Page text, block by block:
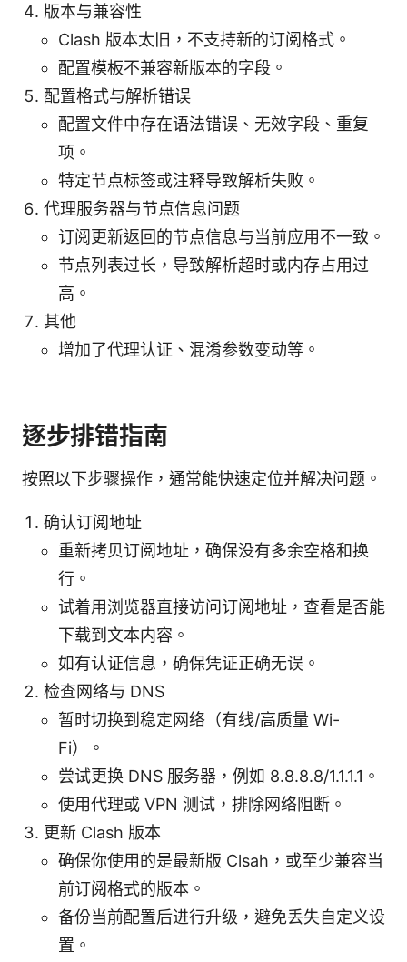
版本与兼容性
Clash 版本太旧，不支持新的订阅格式。
配置模板不兼容新版本的字段。
配置格式与解析错误
配置文件中存在语法错误、无效字段、重复
项。
特定节点标签或注释导致解析失败。
代理服务器与节点信息问题
订阅更新返回的节点信息与当前应用不一致。
节点列表过长，导致解析超时或内存占用过
高。
其他
增加了代理认证、混淆参数变动等。
逐步排错指南
按照以下步骤操作，通常能快速定位并解决问题。
确认订阅地址
重新拷贝订阅地址，确保没有多余空格和换
行。
试着用浏览器直接访问订阅地址，查看是否能
下载到文本内容。
如有认证信息，确保凭证正确无误。
检查网络与 DNS
暂时切换到稳定网络（有线/高质量 Wi-
Fi）。
尝试更换 DNS 服务器，例如 8.8.8.8/1.1.1.1。
使用代理或 VPN 测试，排除网络阻断。
更新 Clash 版本
确保你使用的是最新版 Clsah，或至少兼容当
前订阅格式的版本。
备份当前配置后进行升级，避免丢失自定义设
置。